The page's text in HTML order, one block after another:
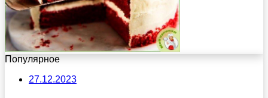
Популярное
27.12.2023